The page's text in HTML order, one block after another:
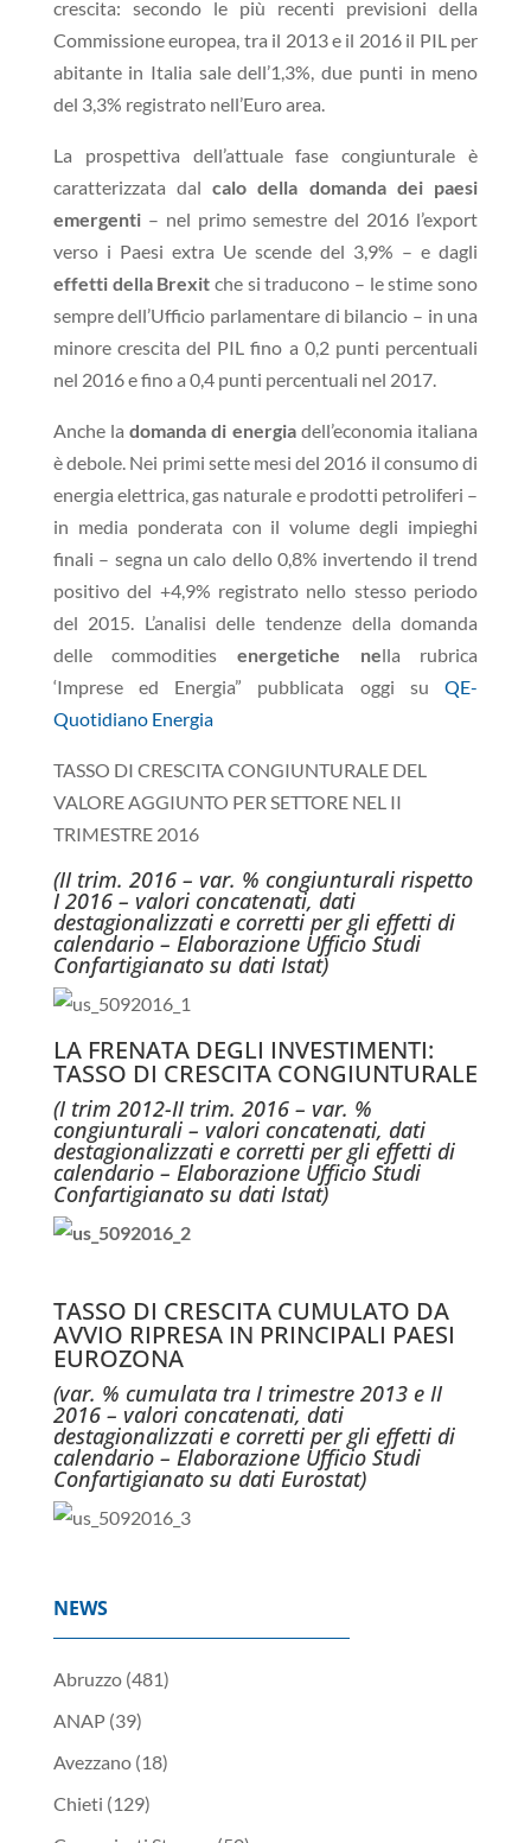
crescita: secondo le più recenti previsioni della
Commissione europea, tra il 2013 e il 2016 il PIL per
abitante in Italia sale dell’1,3%, due punti in meno
del 3,3% registrato nell’Euro area.
La prospettiva dell’attuale fase congiunturale è
caratterizzata dalcalo della domanda dei paesi
emergenti– nel primo semestre del 2016 l’export
verso i Paesi extra Ue scende del 3,9% – e dagli
effetti della Brexit che si traducono – le stime sono
sempre dell’Ufficio parlamentare di bilancio – in una
minore crescita del PIL fino a 0,2 punti percentuali
nel 2016 e fino a 0,4 punti percentuali nel 2017.
Anche ladomanda di energiadell’economia italiana
è debole. Nei primi sette mesi del 2016 il consumo di
energia elettrica, gas naturale e prodotti petroliferi –
in media ponderata con il volume degli impieghi
finali – segna un calo dello 0,8% invertendo il trend
positivo del +4,9% registrato nello stesso periodo
del 2015. L’analisi delle tendenze della domanda
delle commodities energetiche nella rubrica
‘Imprese ed Energia” pubblicata oggi suQE-
Quotidiano Energia
TASSO DI CRESCITA CONGIUNTURALE DEL
VALORE AGGIUNTO PER SETTORE NEL II
TRIMESTRE 2016
(II trim. 2016 – var. % congiunturali rispetto
I 2016 – valori concatenati, dati
destagionalizzati e corretti per gli effetti di
calendario – Elaborazione Ufficio Studi
Confartigianato su dati Istat)
LA FRENATA DEGLI INVESTIMENTI:
TASSO DI CRESCITA CONGIUNTURALE
(I trim 2012-II trim. 2016 – var. %
congiunturali – valori concatenati, dati
destagionalizzati e corretti per gli effetti di
calendario – Elaborazione Ufficio Studi
Confartigianato su dati Istat)
TASSO DI CRESCITA CUMULATO DA
AVVIO RIPRESA IN PRINCIPALI PAESI
EUROZONA
(var. % cumulata tra I trimestre 2013 e II
2016 – valori concatenati, dati
destagionalizzati e corretti per gli effetti di
calendario – Elaborazione Ufficio Studi
Confartigianato su dati Eurostat)
NEWS
Abruzzo(481)
ANAP(39)
Avezzano(18)
Chieti (129)